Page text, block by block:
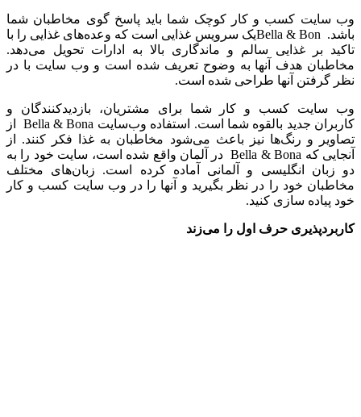
وب سایت کسب و کار کوچک شما باید پاسخ گوی مخاطبان شما
باشد. Bella & Bonیک سرویس غذایی است که وعده‌های غذایی را با
تاکید بر غذایی سالم و ماندگاری بالا به ادارات تحویل می‌دهد.
مخاطبان هدف آنها به وضوح تعریف شده است و وب سایت با در
نظر گرفتن آنها طراحی شده است.
وب سایت کسب و کار شما برای مشتریان، بازدیدکنندگان و
کاربران جدید بالقوه شما است. استفاده وب‌سایت Bella & Bona از
تصاویر و رنگ‌ها نیز باعث می‌شود مخاطبان به غذا فکر کنند. از
آنجایی که Bella & Bona در آلمان واقع شده است، سایت خود را به
دو زبان انگلیسی و آلمانی آماده کرده است. زبان‌های مختلف
مخاطبان خود را در نظر بگیرید و آنها را در وب سایت کسب و کار
خود پیاده سازی کنید.
کاربردپذیری حرف اول را می‌زند